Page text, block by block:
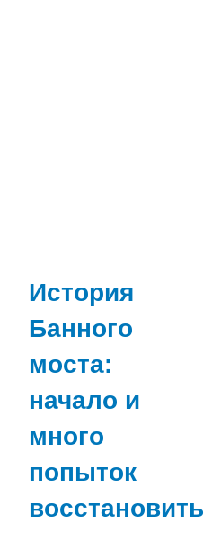
История
Банного
моста:
начало и
много
попыток
восстановить